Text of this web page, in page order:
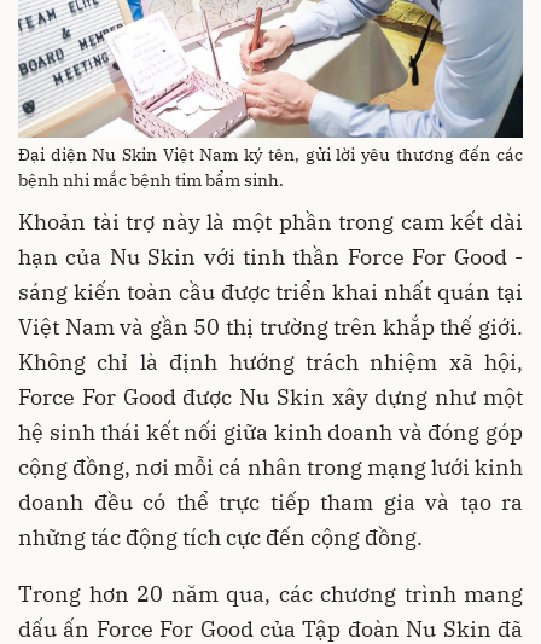
Đại diện Nu Skin Việt Nam ký tên, gửi lời yêu thương đến các
bệnh nhi mắc bệnh tim bẩm sinh.
Khoản tài trợ này là một phần trong cam kết dài
hạn của Nu Skin với tinh thần Force For Good -
sáng kiến toàn cầu được triển khai nhất quán tại
Việt Nam và gần 50 thị trường trên khắp thế giới.
Không chỉ là định hướng trách nhiệm xã hội,
Force For Good được Nu Skin xây dựng như một
hệ sinh thái kết nối giữa kinh doanh và đóng góp
cộng đồng, nơi mỗi cá nhân trong mạng lưới kinh
doanh đều có thể trực tiếp tham gia và tạo ra
những tác động tích cực đến cộng đồng.
Trong hơn 20 năm qua, các chương trình mang
dấu ấn Force For Good của Tập đoàn Nu Skin đã